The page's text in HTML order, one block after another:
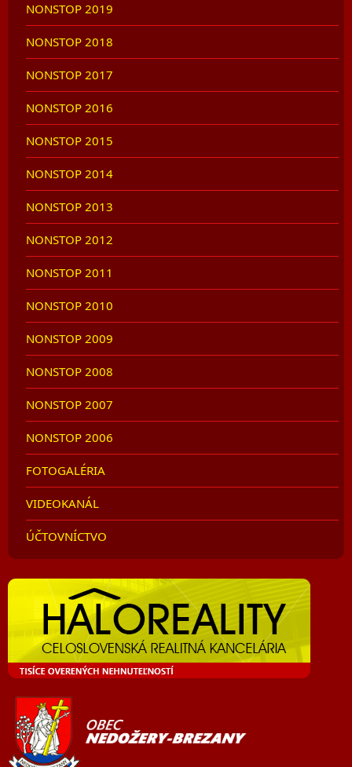
NONSTOP 2019
NONSTOP 2018
NONSTOP 2017
NONSTOP 2016
NONSTOP 2015
NONSTOP 2014
NONSTOP 2013
NONSTOP 2012
NONSTOP 2011
NONSTOP 2010
NONSTOP 2009
NONSTOP 2008
NONSTOP 2007
NONSTOP 2006
FOTOGALÉRIA
VIDEOKANÁL
ÚČTOVNÍCTVO